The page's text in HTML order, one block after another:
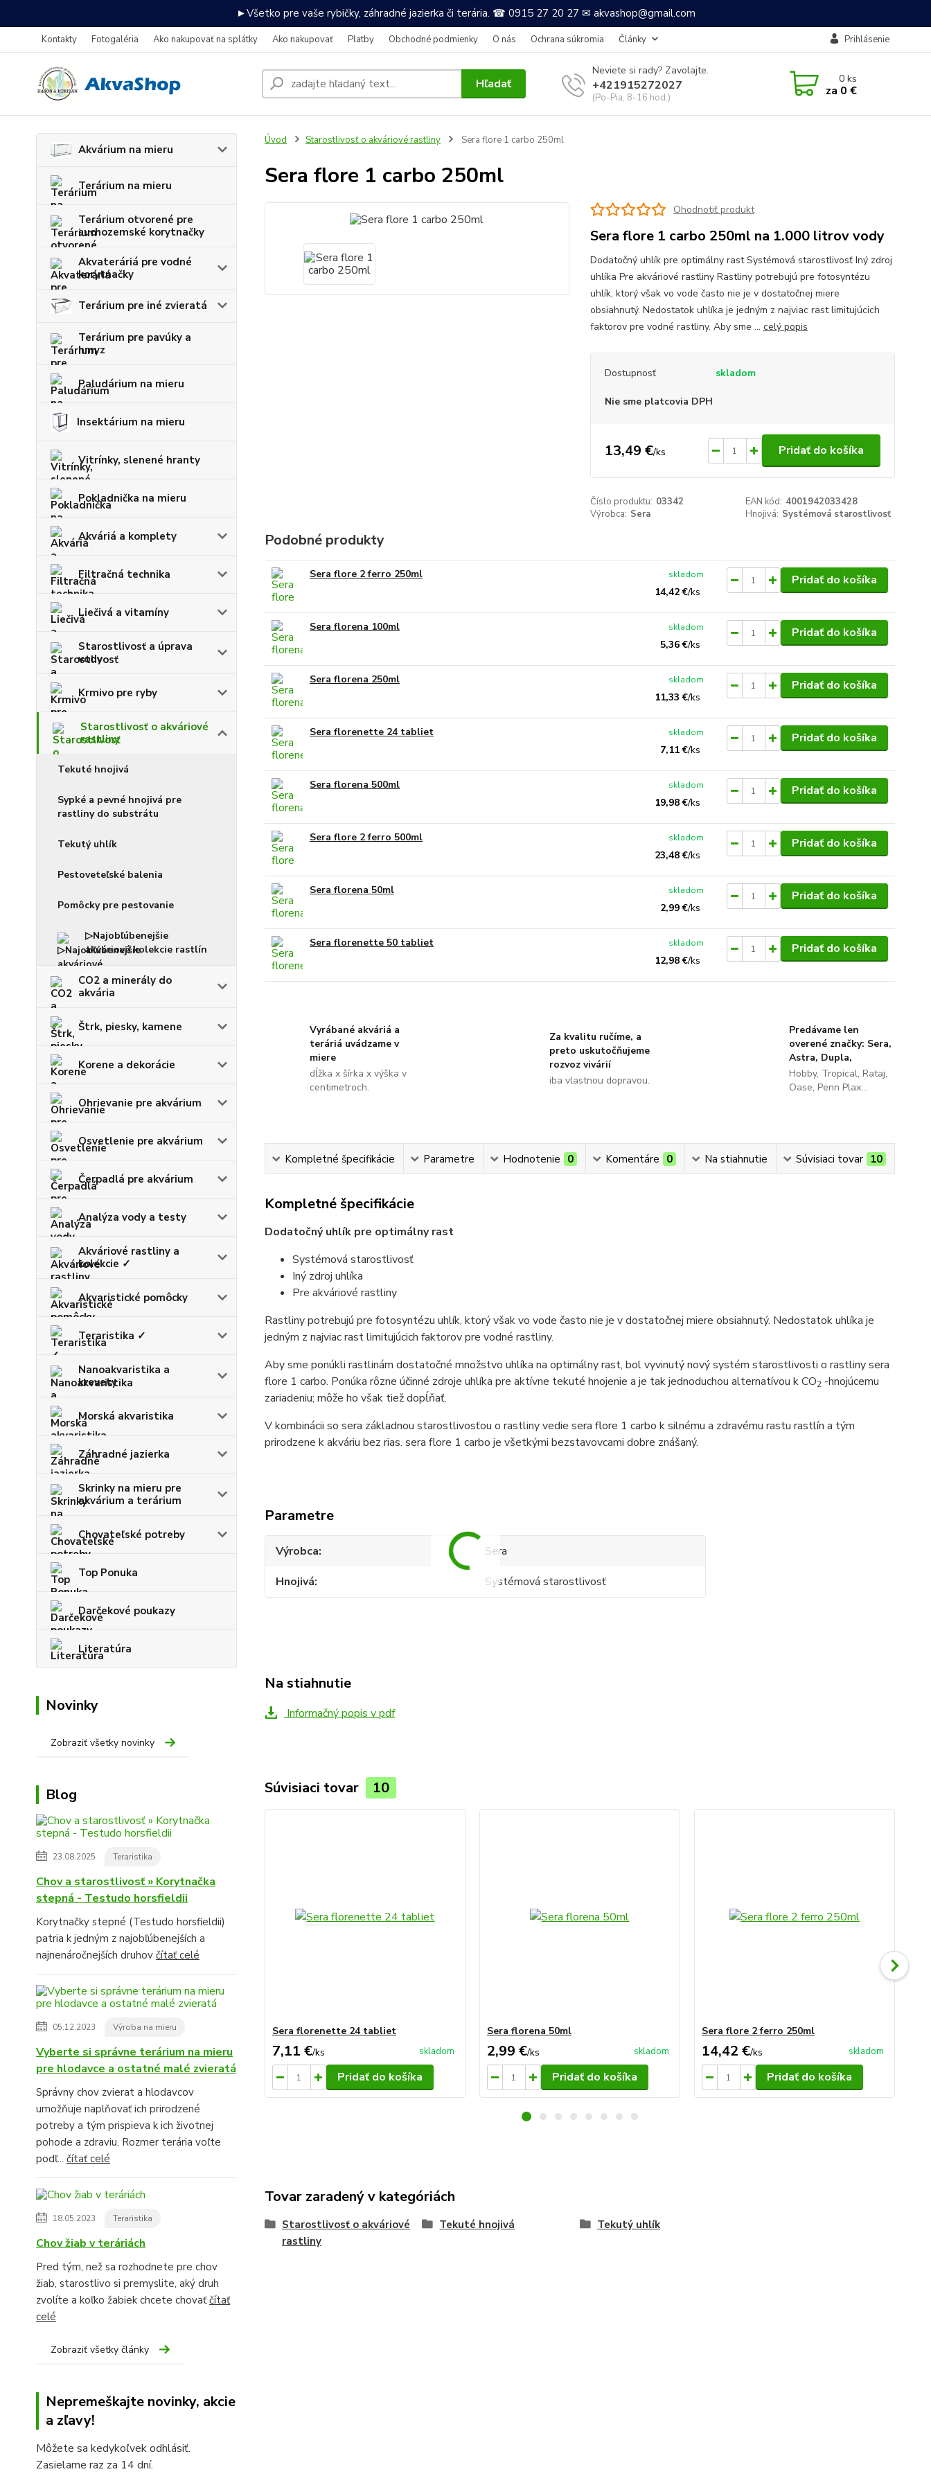
►Všetko pre vaše rybičky, záhradné jazierka či terária. ☎ 0915 27 20 27 ✉ akvashop@gmail.com
Kontakty Fotogaléria Ako nakupovať na splátky Ako nakupovať Platby Obchodné podmienky O nás Ochrana súkromia Články Prihlásenie
Hľadať
Neviete si rady? Zavolajte.
+421915272027
(Po-Pia, 8-16 hod.)
0ks
za 0 €
Akvárium na mieru
Terárium na mieru
Terárium otvorené pre
suchozemské korytnačky
Akvateráriá pre vodné
korytnačky
Terárium pre iné zvieratá
Terárium pre pavúky a
hmyz
Paludárium na mieru
Insektárium na mieru
Vitrínky, slenené hranty
Pokladnička na mieru
Akváriá a komplety
Filtračná technika
Liečivá a vitamíny
Starostlivosť a úprava
vody
Krmivo pre ryby
Starostlivosť o akváriové
rastliny
Tekuté hnojivá
Sypké a pevné hnojivá pre
rastliny do substrátu
Tekutý uhlík
Pestoveteľské balenia
Pomôcky pre pestovanie
▷Najobľúbenejšie
akváriové kolekcie rastlín
CO2 a minerály do
akvária
Štrk, piesky, kamene
Korene a dekorácie
Ohrievanie pre akvárium
Osvetlenie pre akvárium
Čerpadlá pre akvárium
Analýza vody a testy
Akváriové rastliny a
kolekcie ✓
Akvaristické pomôcky
Teraristika ✓
Nanoakvaristika a
krevety
Morská akvaristika
Záhradné jazierka
Skrinky na mieru pre
akvárium a terárium
Chovateľské potreby
Top Ponuka
Darčekové poukazy
Literatúra
Novinky
Zobraziť všetky novinky
Blog
23.08.2025 Teraristika
Chov a starostlivosť » Korytnačka
stepná - Testudo horsfieldii
Korytnačky stepné (Testudo horsfieldii)
patria k jedným z najobľúbenejších a
najnenáročnejších druhov čítať celé
05.12.2023 Výroba na mieru
Vyberte si správne terárium na mieru
pre hlodavce a ostatné malé zvieratá
Správny chov zvierat a hlodavcov
umožňuje naplňovať ich prirodzené
potreby a tým prispieva k ich životnej
pohode a zdraviu. Rozmer terária voľte
podľ... čítať celé
18.05.2023 Teraristika
Chov žiab v teráriách
Pred tým, než sa rozhodnete pre chov
žiab, starostlivo si premyslite, aký druh
zvolíte a koľko žabiek chcete chovaťčítať
celé
Zobraziť všetky články
Nepremeškajte novinky, akcie
a zľavy!
Môžete sa kedykoľvek odhlásiť.
Zasielame raz za 14 dní.
Úvod Starostlivosť o akváriové rastliny Sera flore 1 carbo 250ml
Sera flore 1 carbo 250ml
Ohodnotiť produkt
Sera flore 1 carbo 250ml na 1.000 litrov vody
Dodatočný uhlík pre optimálny rast Systémová starostlivosť Iný zdroj
uhlíka Pre akváriové rastliny Rastliny potrebujú pre fotosyntézu
uhlík, ktorý však vo vode často nie je v dostatočnej miere
obsiahnutý. Nedostatok uhlíka je jedným z najviac rast limitujúcich
faktorov pre vodné rastliny. Aby sme ... celý popis
Dostupnosť skladom
Nie sme platcovia DPH
13,49 €/ks Pridať do košíka
Číslo produktu: 03342 EAN kód: 4001942033428
Výrobca: Sera Hnojivá: Systémová starostlivosť
Podobné produkty
Sera flore 2 ferro 250ml
14,42 €/ks
skladom Pridať do košíka
Sera florena 100ml
5,36 €/ks
skladom Pridať do košíka
Sera florena 250ml
11,33 €/ks
skladom Pridať do košíka
Sera florenette 24 tabliet
7,11 €/ks
skladom Pridať do košíka
Sera florena 500ml
19,98 €/ks
skladom Pridať do košíka
Sera flore 2 ferro 500ml
23,48 €/ks
skladom Pridať do košíka
Sera florena 50ml
2,99 €/ks
skladom Pridať do košíka
Sera florenette 50 tabliet
12,98 €/ks
skladom Pridať do košíka
Vyrábané akváriá a
teráriá uvádzame v
miere
dĺžka x šírka x výška v
centimetroch.
Za kvalitu ručíme, a
preto uskutočňujeme
rozvoz vivárií
iba vlastnou dopravou.
Predávame len
overené značky: Sera,
Astra, Dupla,
Hobby, Tropical, Rataj,
Oase, Penn Plax...
Kompletné špecifikácie Parametre Hodnotenie 0 Komentáre 0 Na stiahnutie Súvisiaci tovar 10
Kompletné špecifikácie
Dodatočný uhlík pre optimálny rast
Systémová starostlivosť
Iný zdroj uhlíka
Pre akváriové rastliny
Rastliny potrebujú pre fotosyntézu uhlík, ktorý však vo vode často nie je v dostatočnej miere obsiahnutý. Nedostatok uhlíka je
jedným z najviac rast limitujúcich faktorov pre vodné rastliny.
Aby sme ponúkli rastlinám dostatočné množstvo uhlíka na optimálny rast, bol vyvinutý nový systém starostlivosti o rastliny sera
flore 1 carbo. Ponúka rôzne účinné zdroje uhlíka pre aktívne tekuté hnojenie a je tak jednoduchou alternatívou k CO2 -hnojúcemu
zariadeniu; môže ho však tiež dopĺňať.
V kombinácii so sera základnou starostlivosťou o rastliny vedie sera flore 1 carbo k silnému a zdravému rastu rastlín a tým
prirodzene k akváriu bez rias. sera flore 1 carbo je všetkými bezstavovcami dobre znášaný.
Parametre
Výrobca
Sera
Hnojivá
Systémová starostlivosť
Na stiahnutie
Informačný popis v pdf
Súvisiaci tovar 10
Sera florenette 24 tabliet
7,11 €/ks skladom
Pridať do košíka
Sera florena 50ml
2,99 €/ks skladom
Pridať do košíka
Sera flore 2 ferro 250ml
14,42 €/ks skladom
Pridať do košíka
Tovar zaradený v kategóriách
Starostlivosť o akváriové
rastliny
Tekuté hnojivá Tekutý uhlík